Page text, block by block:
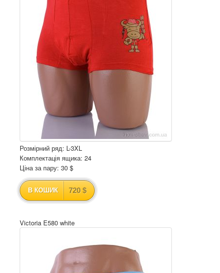
Розмірний ряд: L-3XL
Комплектація ящика: 24
Ціна за пару: 30 $
В КОШИК 720 $
Victoria E580 white